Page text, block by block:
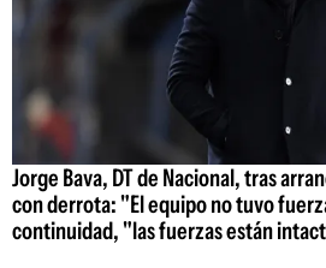
Jorge Bava, DT de Nacional, tras
con derrota: "El equipo no tuvo
continuidad, "las fuerzas están